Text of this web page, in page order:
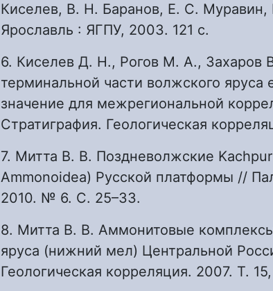
Киселев, В. Н. Баранов, Е. С.
Ярославль : ЯГПУ, 2003. 121 с.
6. Киселев Д. Н., Рогов М. А., Захаров
терминальной части волжского яруса
значение для межрегиональной
Стратиграфия. Геологическая
7. Митта В. В. Поздневолжские
Ammonoidea) Русской платформы //
2010. № 6. С. 25–33.
8. Митта В. В. Аммонитовые комплексы
яруса (нижний мел) Центральной
Геологическая корреляция. 2007. Т.